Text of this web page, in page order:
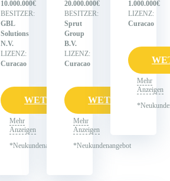
10.000.000€
BESITZER:
GBL
Solutions
N.V.
LIZENZ:
Curacao
WETTEN
Mehr
Anzeigen
*Neukundenangebot
20.000.000€
BESITZER:
Sprut
Group
B.V.
LIZENZ:
Curacao
WETTEN
Mehr
Anzeigen
*Neukundenangebot
1.000.000€
LIZENZ:
Curacao
Mehr
Anzeigen